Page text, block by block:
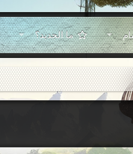
ما الجديد؟